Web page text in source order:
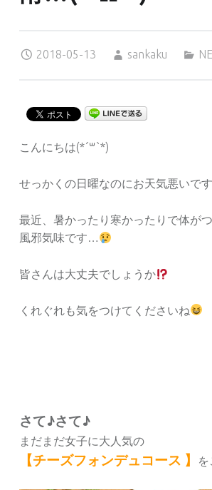
2018-05-13
sankaku
こんにちは(*´꒳`*)
せっかくの日曜なのにお天気悪いで
最近、暑かったり寒かったりで体が
風邪気味です…
皆さんは大丈夫でしょうか
くれぐれも気をつけてくださいね
さて♪さて♪
まだまだ女子に大人気の
【チーズフォンデュコース 】